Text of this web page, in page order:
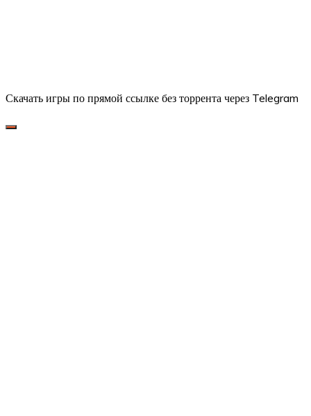
Скачать игры по прямой ссылке без торрента через Telegram